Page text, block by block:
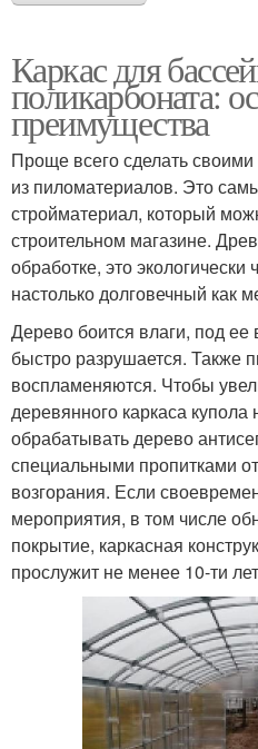
Каркас для
поликарбоната:
преимущества
Проще всего сделать
из пиломатериалов. Это
стройматериал, который
строительном магазине.
обработке, это
настолько долговечный как
Дерево боится влаги, под ее
быстро разрушается. Также
воспламеняются. Чтобы
деревянного каркаса
обрабатывать дерево
специальными пропитками
возгорания. Если
мероприятия, в том числе
покрытие, каркасная
прослужит не менее 10-ти